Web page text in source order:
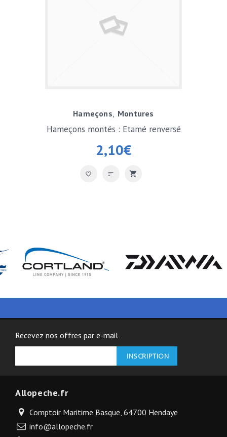
Hameçons Montures
2,10€
Hameçons montés : Etamé renversé
Recevez nos offres par e-mail
Allopeche.fr
Comptoir Maritime Basque, 64700 Hendaye
info@allopeche.fr